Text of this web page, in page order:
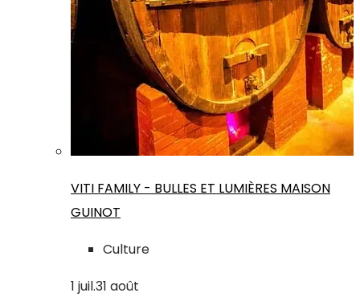
VITI FAMILY - BULLES ET LUMIÈRES MAISON
GUINOT
Culture
1 juil.31 août